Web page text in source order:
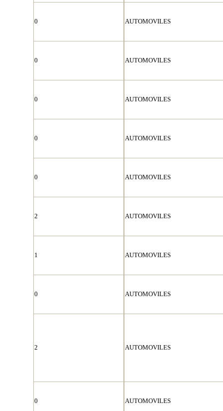
0 AUTOMOVILES
0 AUTOMOVILES
0 AUTOMOVILES
0 AUTOMOVILES
0 AUTOMOVILES
2 AUTOMOVILES
1 AUTOMOVILES
0 AUTOMOVILES
2 AUTOMOVILES
0 AUTOMOVILES